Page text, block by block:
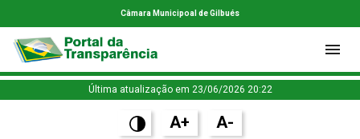
Câmara Municipoal de Gilbués
Última atualização em 23/06/2026 20:22
A+ A-